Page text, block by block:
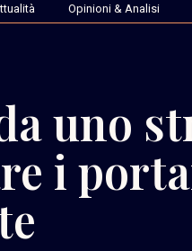
Opinioni & Analisi
uno
i